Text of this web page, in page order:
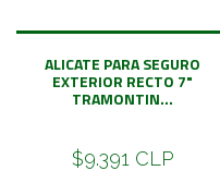
ALICATE PARA SEGURO
EXTERIOR RECTO 7"
TRAMONTIN...
$9.391 CLP